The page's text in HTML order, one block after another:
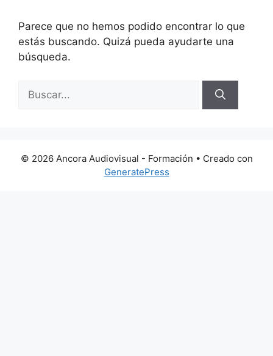
Parece que no hemos podido encontrar lo que
estás buscando. Quizá pueda ayudarte una
búsqueda.
© 2026 Ancora Audiovisual - Formación • Creado con
GeneratePress